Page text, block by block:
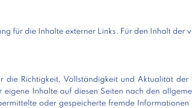
für die Inhalte externer Links. Für den Inhalt der
die Richtigkeit, Vollständigkeit und Aktualität
Inhalte auf diesen Seiten nach den
oder gespeicherte fremde